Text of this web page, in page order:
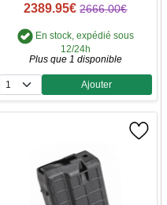
2389.95€ 2666.00€
En stock, expédié sous
12/24h
Plus que 1 disponible
Quantité
Ajouter